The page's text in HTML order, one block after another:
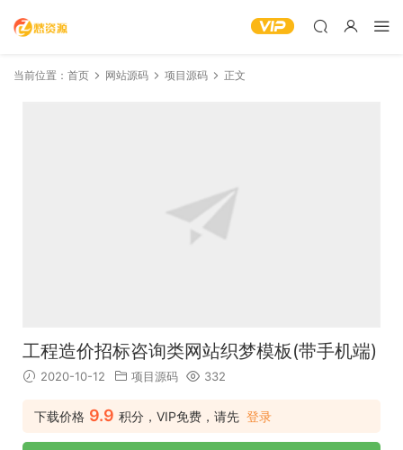
当前位置： 首页 网站源码 项目源码 正文
工程造价招标咨询类网站织梦模板(带手机端)
2020-10-12 项目源码 332
下载价格 9.9 积分，VIP免费，请先 登录